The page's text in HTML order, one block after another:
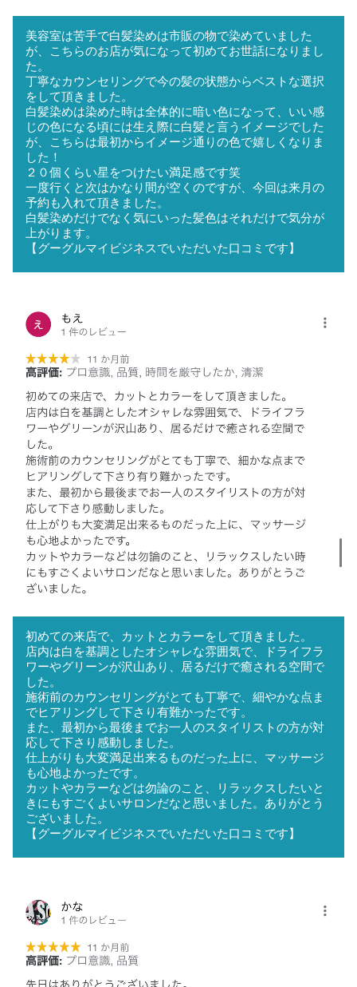
美容室は苦手で白髪染めは市販の物で染めていました
が、こちらのお店が気になって初めてお世話になりまし
た。
丁寧なカウンセリングで今の髪の状態からベストな選択
をして頂きました。
白髪染めは染めた時は全体的に暗い色になって、いい感
じの色になる頃には生え際に白髪と言うイメージでした
が、こちらは最初からイメージ通りの色で嬉しくなりま
した！
２０個くらい星をつけたい満足感です笑
一度行くと次はかなり間が空くのですが、今回は来月の
予約も入れて頂きました。
白髪染めだけでなく気にいった髪色はそれだけで気分が
上がります。
【グーグルマイビジネスでいただいた口コミです】
初めての来店で、カットとカラーをして頂きました。
店内は白を基調としたオシャレな雰囲気で、ドライフラ
ワーやグリーンが沢山あり、居るだけで癒される空間で
した。
施術前のカウンセリングがとても丁寧で、細やかな点ま
でヒアリングして下さり有難かったです。
また、最初から最後までお一人のスタイリストの方が対
応して下さり感動しました。
仕上がりも大変満足出来るものだった上に、マッサージ
も心地よかったです。
カットやカラーなどは勿論のこと、リラックスしたいと
きにもすごくよいサロンだなと思いました。ありがとう
ございました。
【グーグルマイビジネスでいただいた口コミです】